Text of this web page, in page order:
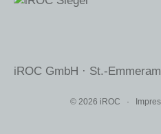
iROC GmbH · St.-
© 2026 iROC ·